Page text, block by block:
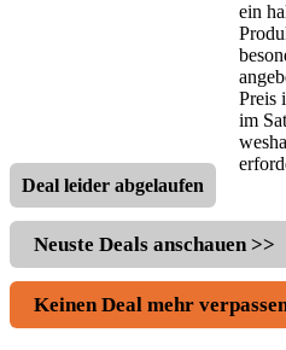
ein
Preis
im
Deal leider abgelaufen
Neuste Deals anschauen >>
Keinen Deal mehr